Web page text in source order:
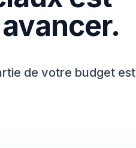
de votre budget est